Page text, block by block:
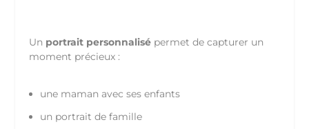
Un portrait personnalisé permet de capturer un
moment précieux :
une maman avec ses enfants
un portrait de famille